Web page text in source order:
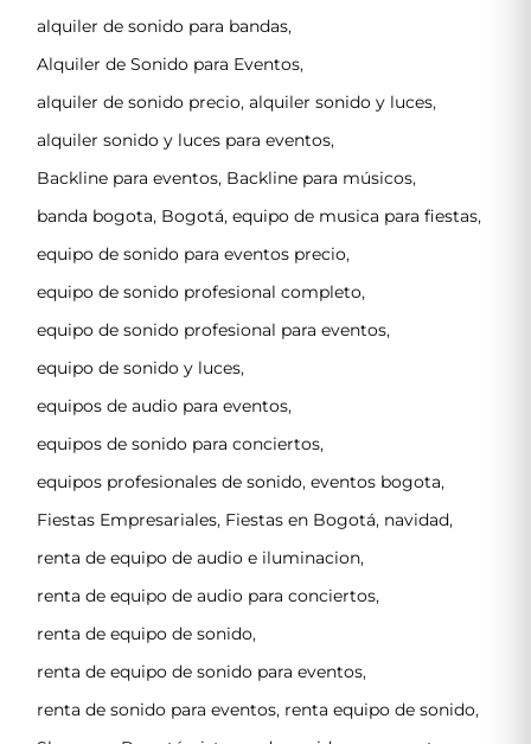
alquiler de sonido para bandas,
Alquiler de Sonido para Eventos,
alquiler de sonido precio, alquiler sonido y luces,
alquiler sonido y luces para eventos,
Backline para eventos, Backline para músicos,
banda bogota, Bogotá, equipo de musica para fiestas,
equipo de sonido para eventos precio,
equipo de sonido profesional completo,
equipo de sonido profesional para eventos,
equipo de sonido y luces,
equipos de audio para eventos,
equipos de sonido para conciertos,
equipos profesionales de sonido, eventos bogota,
Fiestas Empresariales, Fiestas en Bogotá, navidad,
renta de equipo de audio e iluminacion,
renta de equipo de audio para conciertos,
renta de equipo de sonido,
renta de equipo de sonido para eventos,
renta de sonido para eventos, renta equipo de sonido,